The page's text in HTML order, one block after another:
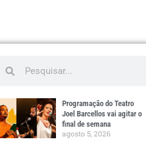
Programação do Teatro
Joel Barcellos vai agitar o
final de semana
agosto 5, 2026